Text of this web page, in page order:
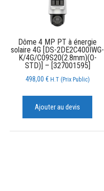
Dôme 4 MP PT à énergie
solaire 4G [DS-2DE2C400IWG-
K/4G/C09S20(2.8mm)(O-
STD)] – [327001595]
498,00 € H.T (Prix Public)
Ajouter au devis